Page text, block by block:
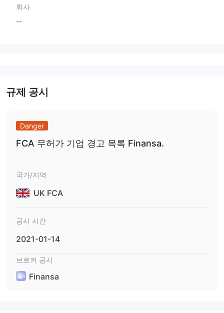
회사
--
규제 공시
Danger
FCA 무허가 기업 경고 목록 Finansa.
국가/지역
UK FCA
공시 시간
2021-01-14
브로커 공시
Finansa